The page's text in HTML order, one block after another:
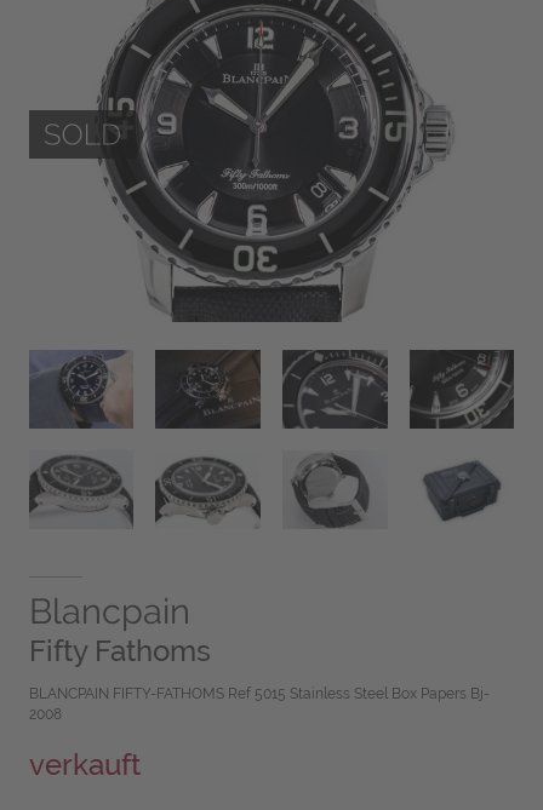
Blancpain
Fifty Fathoms
BLANCPAIN FIFTY-FATHOMS Ref 5015 Stainless Steel Box Papers Bj-
2008
verkauft